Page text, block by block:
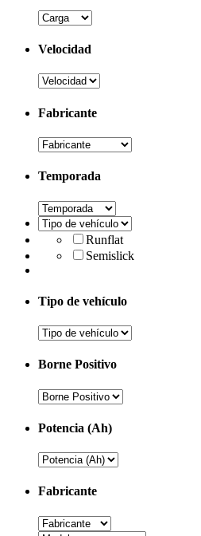
Velocidad
Fabricante
Temporada
Runflat
Semislick
Tipo de vehículo
Borne Positivo
Potencia (Ah)
Fabricante